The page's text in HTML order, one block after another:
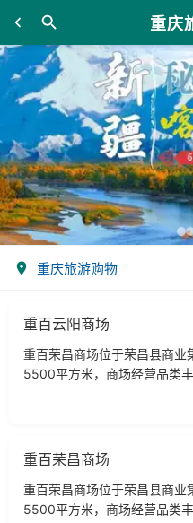
重庆
重庆旅游购物
重百云阳商场
重百荣昌商场位于荣昌县商业
5500平方米，商场经营品类
重百荣昌商场
重百荣昌商场位于荣昌县商业
5500平方米，商场经营品类